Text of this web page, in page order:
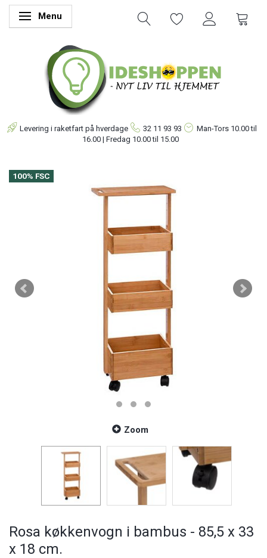
Skifte navigation
Menu
Levering i raketfart på hverdage 32 11 93 93 Man-Tors 10.00 til
16.00 | Fredag 10.00 til 15.00
100% FSC
Zoom
Rosa køkkenvogn i bambus - 85,5 x 33
x 18 cm.